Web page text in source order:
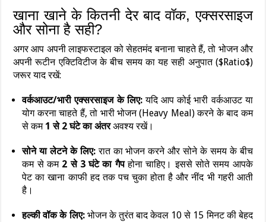
खाना खाने के कितनी देर बाद वॉक, एक्सरसाइज
और सोना है सही?
अगर आप अपनी लाइफस्टाइल को सेहतमंद बनाना चाहते हैं, तो भोजन और
अपनी रूटीन एक्टिविटीज के बीच समय का यह सही अनुपात ($Ratio$)
जरूर याद रखें:
वर्कआउट/भारी एक्सरसाइज के लिए:यदि आप कोई भारी वर्कआउट या
योग करना चाहते हैं, तो भारी भोजन (Heavy Meal) करने के बाद कम
से कम 1 से 2 घंटे का अंतरअवश्य रखें।
सोने या लेटने के लिए:रात का भोजन करने और सोने के समय के बीच
कम से कम 2 से 3 घंटे का गैपहोना चाहिए। इससे सोते समय आपके
पेट का खाना काफी हद तक पच चुका होता है और नींद भी गहरी आती
है।
हल्की वॉक के लिए:भोजन के तुरंत बाद केवल 10 से 15 मिनट की बेहद